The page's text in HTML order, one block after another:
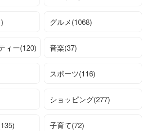
グルメ(1068)
ィー(120) 音楽(37)
スポーツ(116)
ショッピング(277)
子育て(72)